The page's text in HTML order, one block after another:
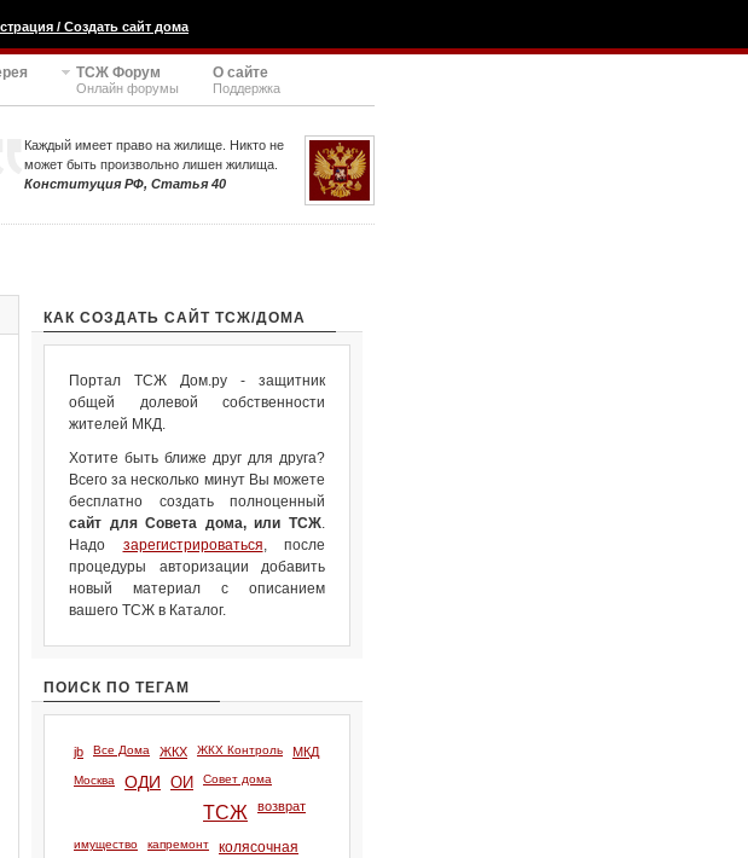
/ Создать сайт дома
ТСЖ Форум
Онлайн форумы
О сайте
Поддержка
Каждый имеет право на жилище. Никто не
может быть произвольно лишен жилища.
Конституция РФ, Статья 40
КАК СОЗДАТЬ САЙТ ТСЖ/ДОМА
Портал ТСЖ Дом.ру - защитник
общей долевой собственности
жителей МКД.
Хотите быть ближе друг для друга?
Всего за несколько минут Вы можете
бесплатно создать полноценный
сайт для Совета дома, или ТСЖ.
Надо зарегистрироваться, после
процедуры авторизации добавить
новый материал с описанием
вашего ТСЖ в Каталог.
ПОИСК ПО ТЕГАМ
jb Все Дома ЖКХ ЖКХ Контроль МКД
Москва ОДИ ОИ Совет дома
ТСЖ возврат
имущество капремонт колясочная